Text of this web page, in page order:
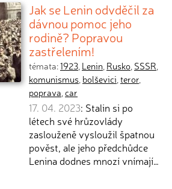
Jak se Lenin odvděčil za
dávnou pomoc jeho
rodině? Popravou
zastřelením!
témata:1923, Lenin, Rusko, SSSR,
komunismus, bolševici,teror,
poprava,car
17. 04. 2023: Stalin si po
létech své hrůzovlády
zaslouženě vysloužil špatnou
pověst, ale jeho předchůdce
Lenina dodnes mnozí vnímají…